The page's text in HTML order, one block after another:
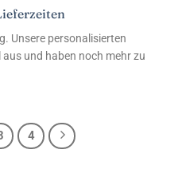
Unsere personalisierten
und haben noch mehr zu
4